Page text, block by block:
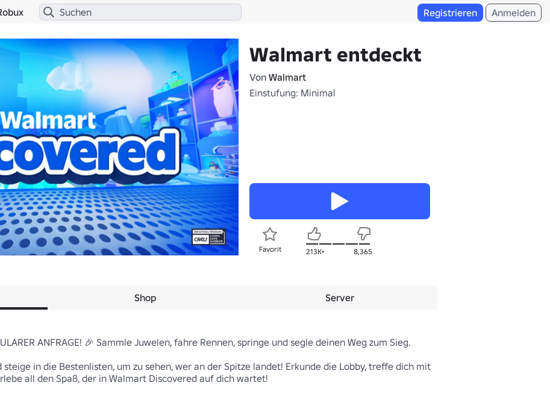
Registrieren Anmelden
Walmart entdeckt
Von Walmart
Einstufung: Minimal
Favorit 213K+ 8,365
Shop Server
ANFRAGE! 🎉 Sammle Juwelen, fahre Rennen, springe und segle deinen Weg zum Sieg.
steige in die Bestenlisten, um zu sehen, wer an der Spitze landet! Erkunde die Lobby, treffe dich mit
all den Spaß, der in Walmart Discovered auf dich wartet!